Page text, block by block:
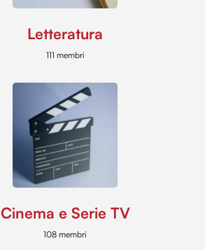
Letteratura
111 membri
Cinema e Serie TV
108 membri